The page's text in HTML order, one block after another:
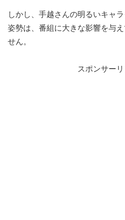
しかし、手越さんの明るいキャ
姿勢は、番組に大きな影響を与
せん。
スポンサーリ